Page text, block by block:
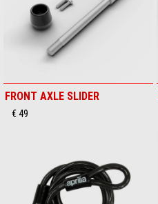
FRONT AXLE SLIDER
€ 49